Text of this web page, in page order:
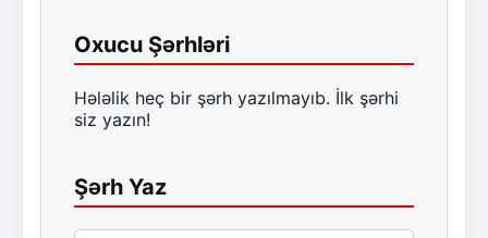
Oxucu Şərhləri
Hələlik heç bir şərh yazılmayıb. İlk şərhi
siz yazın!
Şərh Yaz